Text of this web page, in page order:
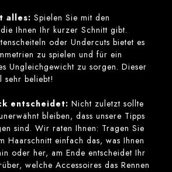
alles: Spielen Sie mit den
Ihnen Ihr kurzer Schnitt gibt.
oder Undercuts bietet es
zu spielen und für ein
Ungleichgewicht zu sorgen. Dieser
sehr beliebt!
entscheidet: Nicht zuletzt sollte
bleiben, dass unsere Tipps
sind. Wir raten Ihnen: Tragen Sie
Haarschnitt einfach das, was Ihnen
oder her, am Ende entscheidet Ihr
welche Accessoires das Rennen